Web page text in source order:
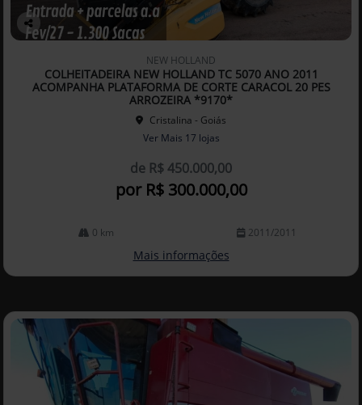
Co
lhe
NEW HOLLAND
COLHEITADEIRA NEW HOLLAND TC 5070 ANO 2011
ACOMPANHA PLATAFORMA DE CORTE CARACOL 20 PES
ARROZEIRA *9170*
Cristalina - Goiás
Ver Mais 17 lojas
de R$ 450.000,00
por R$ 300.000,00
0 km 2011/2011
Mais informações